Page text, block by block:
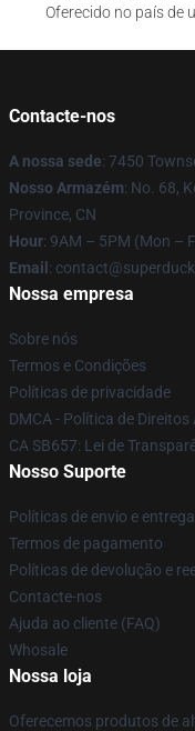
Oferecido no país de
Contacte-nos
A nossa sede: 7450
Nosso Armazém: No. 68,
Province, CN
Hour: 9AM – 5PM (Mon –
Email :
Nossa empresa
Sobre nós
Termos e Condições
Políticas de privacidade
DMCA - Política de
CA SB657: Lei de
Nosso Suporte
Políticas de envio e entrega
Termos de pagamento
Políticas de devolução e
Contacte-nos
Ajuda ao cliente (FAQ)
Whosale
Nossa loja
Oferecemos produtos de